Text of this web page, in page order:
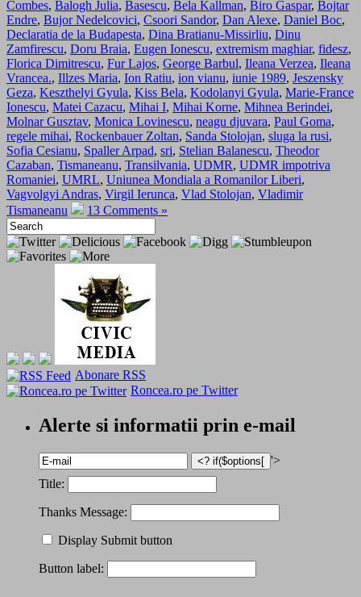
Combes, Balogh Julia, Basescu, Bela Kallman, Biro Gaspar, Bojtar
Endre, Bujor Nedelcovici, Csoori Sandor, Dan Alexe, Daniel Boc,
Declaratia de la Budapesta, Dina Bratianu-Missirliu, Dinu
Zamfirescu, Doru Braia, Eugen Ionescu, extremism maghiar, fidesz,
Florica Dimitrescu, Fur Lajos, George Barbul, Ileana Verzea, Ileana
Vrancea., Illzes Maria, Ion Ratiu, ion vianu, iunie 1989, Jeszensky
Geza, Keszthelyi Gyula, Kiss Bela, Kodolanyi Gyula, Marie-France
Ionescu, Matei Cazacu, Mihai I, Mihai Korne, Mihnea Berindei,
Molnar Gusztav, Monica Lovinescu, neagu djuvara, Paul Goma,
regele mihai, Rockenbauer Zoltan, Sanda Stolojan, sluga la rusi,
Sofia Cesianu, Spaller Arpad, sri, Stelian Balanescu, Theodor
Cazaban, Tismaneanu, Transilvania, UDMR, UDMR impotriva
Romaniei, UMRL, Uniunea Mondiala a Romanilor Liberi,
Vagvolgyi Andras, Virgil Ierunca, Vlad Stolojan, Vladimir
Tismaneanu
13 Comments »
Abonare RSS
Roncea.ro pe Twitter
Alerte si informatii prin e-mail
'>
Title:
Thanks Message:
Display Submit button
Button label: